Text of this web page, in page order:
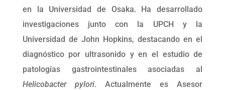
en la Universidad de Osaka. Ha desarrollado
investigaciones junto con la UPCH y la
Universidad de John Hopkins, destacando en el
diagnóstico por ultrasonido y en el estudio de
patologías gastrointestinales asociadas al
Helicobacter pylori. Actualmente es Asesor